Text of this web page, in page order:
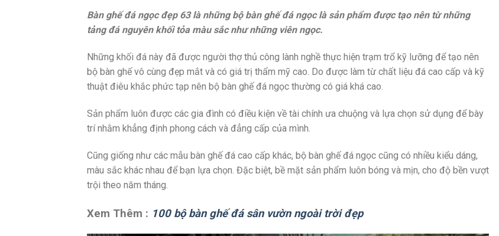
Bàn ghế đá ngọc đẹp 63là những bộ bàn ghế đá ngọc là sản phẩm được tạo nên từ những
tảng đá nguyên khối tỏa màu sắc như những viên ngọc.
Những khối đá này đã được người thợ thủ công lành nghề thực hiện trạm trổ kỹ lưỡng để tạo nên
bộ bàn ghế vô cùng đẹp mắt và có giá trị thẩm mỹ cao. Do được làm từ chất liệu đá cao cấp và kỹ
thuật điêu khắc phức tạp nên bộ bàn ghế đá ngọc thường có giá khá cao.
Sản phẩm luôn được các gia đình có điều kiện về tài chính ưa chuộng và lựa chọn sử dụng để bày
trí nhằm khẳng định phong cách và đẳng cấp của mình.
Cũng giống như các mẫu bàn ghế đá cao cấp khác, bộ bàn ghế đá ngọc cũng có nhiều kiểu dáng,
màu sắc khác nhau để bạn lựa chọn. Đặc biệt, bề mặt sản phẩm luôn bóng và mịn, cho độ bền vượt
trội theo năm tháng.
Xem Thêm : 100 bộ bàn ghế đá sân vườn ngoài trời đẹp